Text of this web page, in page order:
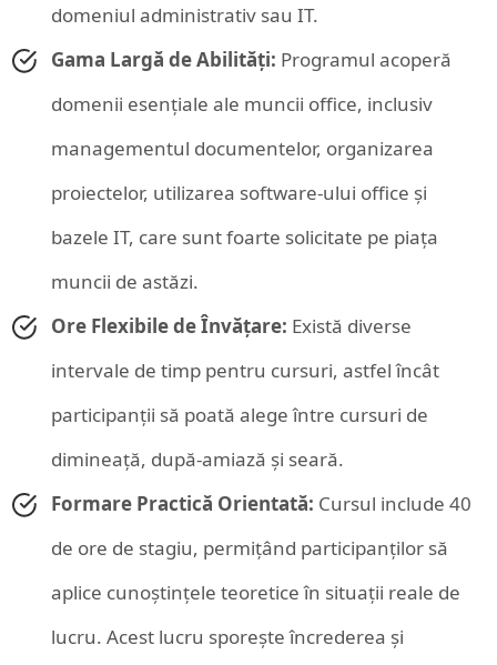
domeniul administrativ sau IT.
Gama Largă de Abilități: Programul acoperă
domenii esențiale ale muncii office, inclusiv
managementul documentelor, organizarea
proiectelor, utilizarea software-ului office și
bazele IT, care sunt foarte solicitate pe piața
muncii de astăzi.
Ore Flexibile de Învățare: Există diverse
intervale de timp pentru cursuri, astfel încât
participanții să poată alege între cursuri de
dimineață, după-amiază și seară.
Formare Practică Orientată: Cursul include 40
de ore de stagiu, permițând participanților să
aplice cunoștințele teoretice în situații reale de
lucru. Acest lucru sporește încrederea și